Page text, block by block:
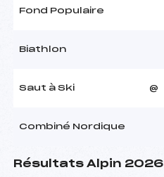
Fond Populaire
Biathlon
Saut à Ski @
Combiné Nordique
Résultats Alpin 2026